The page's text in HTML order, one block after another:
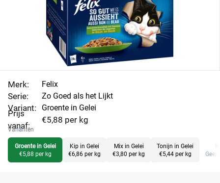
Merk:
Serie:
Variant:
Prijs
vanaf:
Felix
Zo Goed als het Lijkt
Groente in Gelei
€5,88 per kg
Varianten
Groente in Gelei
€5,88 per kg
Kip in Gelei
€6,86 per kg
Mix in Gelei
€3,80 per kg
Tonijn in Gelei
€5,44 per kg